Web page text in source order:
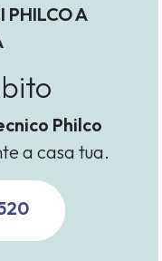
PHILCO A
Philco
a casa tua.